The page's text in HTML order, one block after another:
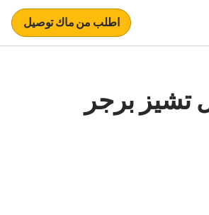
اطلب من ماك توصيل
تشيز برجر